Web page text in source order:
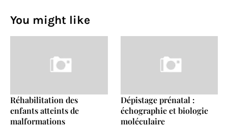
You might like
Réhabilitation des
enfants atteints de
malformations
Dépistage prénatal :
échographie et biologie
moléculaire